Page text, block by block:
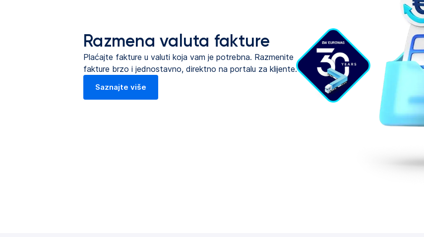
Razmena valuta fakture
Plaćajte fakture u valuti koja vam je potrebna. Razmenite
fakture brzo i jednostavno, direktno na portalu za klijente.
Saznajte više